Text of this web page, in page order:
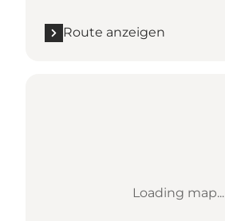
Route anzeigen
Loading map...